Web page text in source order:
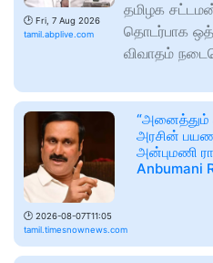
🕑 Fri, 7 Aug 2026
tamil.abplive.com
தமிழக
தொடர்பாக
விவாதம்
🕑 2026-08-07T11:05
tamil.timesnownews.com
“அனைத்தும்
அரசின்
அன்புமணி
Anbumani